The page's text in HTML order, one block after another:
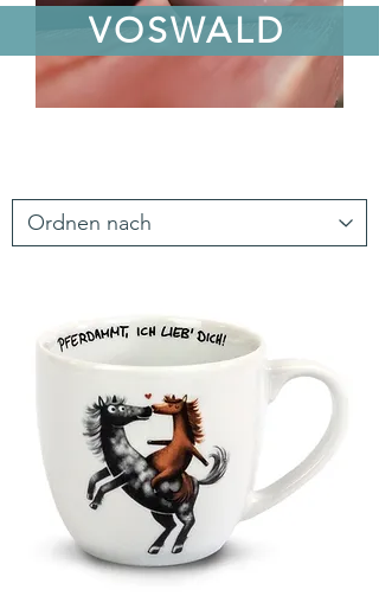
VOSWALD